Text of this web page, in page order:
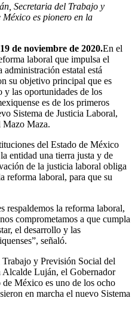
Secretaria del Trabajo y
es pionero en la
de noviembre de 2020.En el
laboral que impulsa el
estatal está
su objetivo principal que es
y las oportunidades de los
es de los primeros
Sistema de Justicia Laboral,
Maza.
del Estado de México
entidad una tierra justa y de
de la justicia laboral obliga
reforma laboral, para que su
respaldemos la reforma laboral,
comprometamos a que cumpla
el desarrollo y las
señaló.
y Previsión Social del
Luján, el Gobernador
de México es uno de los ocho
en marcha el nuevo Sistema